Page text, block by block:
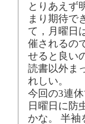
とりあえず
まり期待で
て，月曜日
催されるの
せると良い
読書以外ま
れしい。
今回の3連
日曜日に防
かな。 半袖